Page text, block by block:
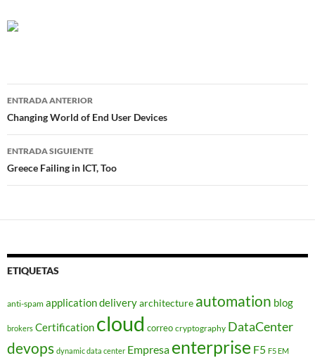
Navegador
de
entradas
ENTRADA ANTERIOR
Changing World of End User Devices
ENTRADA SIGUIENTE
Greece Failing in ICT, Too
ETIQUETAS
anti-spam application deliveryarchitecture automation blog
brokers Certification cloud correo cryptography DataCenter
devops dynamic data center Empresa enterprise F5 F5 EM